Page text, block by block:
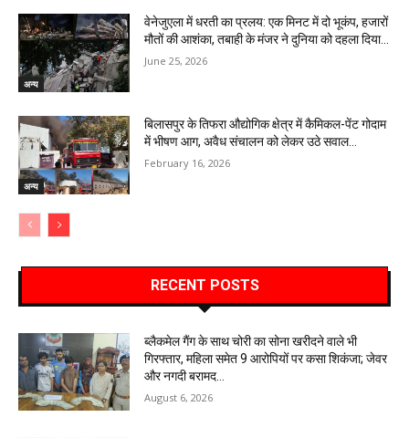
अन्य
वेनेजुएला में धरती का प्रलय: एक मिनट में दो भूकंप, हजारों
मौतों की आशंका, तबाही के मंजर ने दुनिया को दहला दिया…
June 25, 2026
अन्य
बिलासपुर के तिफरा औद्योगिक क्षेत्र में कैमिकल-पेंट गोदाम
में भीषण आग, अवैध संचालन को लेकर उठे सवाल…
February 16, 2026
RECENT POSTS
ब्लैकमेल गैंग के साथ चोरी का सोना खरीदने वाले भी
गिरफ्तार, महिला समेत 9 आरोपियों पर कसा शिकंजा; जेवर
और नगदी बरामद…
August 6, 2026